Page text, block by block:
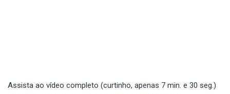
Assista ao vídeo completo (curtinho, apenas 7 min. e 30 seg.)